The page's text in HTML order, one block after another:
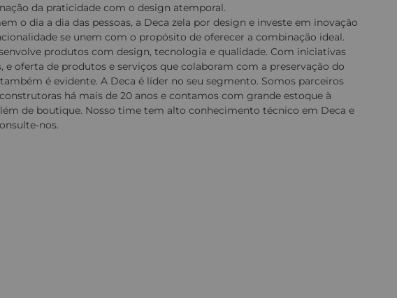
da praticidade com o design atemporal.
o dia a dia das pessoas, a Deca zela por design e investe em inovação
se unem com o propósito de oferecer a combinação ideal.
produtos com design, tecnologia e qualidade. Com iniciativas
oferta de produtos e serviços que colaboram com a preservação do
é evidente. A Deca é líder no seu segmento. Somos parceiros
há mais de 20 anos e contamos com grande estoque à
de boutique. Nosso time tem alto conhecimento técnico em Deca e
nos.